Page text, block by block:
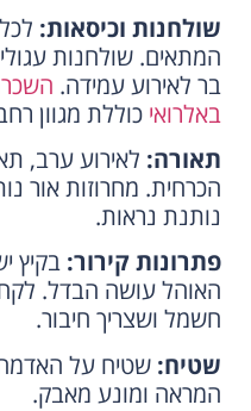
שולחנות וכיסאות:
המתאים. שולחנות
בר לאירוע עמידה.
באלרואי כוללת מגוון
תאורה: לאירוע ערב,
הכרחית. מחרוזות אור
נותנת נראות.
פתרונות קירור: בקיץ
האוהל עושה הבדל.
חשמל ושצריך חיבור.
שטיח: שטיח על
המראה ומונע מאבק.